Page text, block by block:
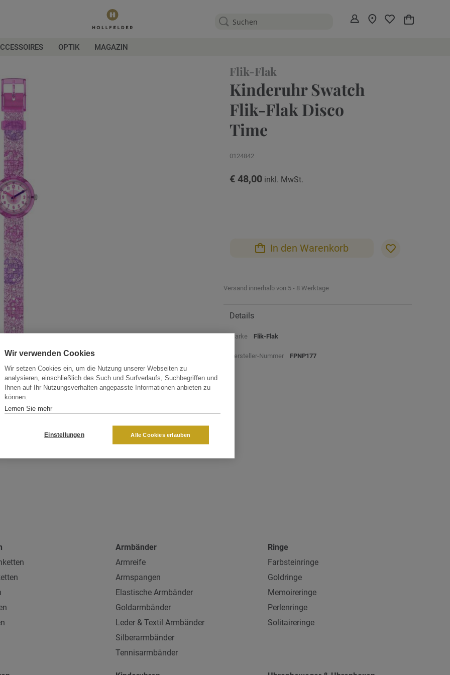
Mein
OPTIK MAGAZIN
Flik-Flak
Kinderuhr Swatch
Flik-Flak Disco
Time
0124842
€ 48,00
In den Warenkorb
Versand innerhalb von 5 - 8 Werktage
Details
Marke Flik-Flak
Hersteller-Nummer FPNP177
Armbänder
Armreife
Armspangen
Elastische Armbänder
Goldarmbänder
Leder & Textil Armbänder
Silberarmbänder
Tennisarmbänder
Ringe
Farbsteinringe
Goldringe
Memoireringe
Perlenringe
Solitaireringe
Wir verwenden Cookies
Wir setzen Cookies ein, um die Nutzung unserer Webseiten zu
analysieren, einschließlich des Such und Surfverlaufs, Suchbegriffen und
Ihnen auf Ihr Nutzungsverhalten angepasste Informationen anbieten zu
können.
Lernen Sie mehr
Einstellungen Alle Cookies erlauben